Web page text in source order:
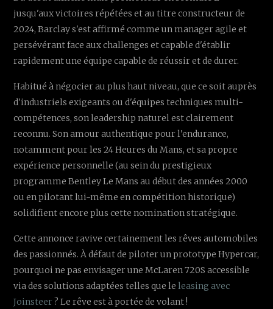
jusqu'aux victoires répétées et au titre constructeur de
2024, Barclay s'est affirmé comme un manager agile et
persévérant face aux challenges et capable d'établir
rapidement une équipe capable de réussir et de durer.
Habitué à négocier au plus haut niveau, que ce soit auprès
d'industriels exigeants ou d'équipes techniques multi-
compétences, son leadership naturel est clairement
reconnu. Son amour authentique pour l'endurance,
notamment pour les 24 Heures du Mans, et sa propre
expérience personnelle (au sein du prestigieux
programme Bentley Le Mans au début des années 2000
ou en pilotant lui-même en compétition historique)
solidifient encore plus cette nomination stratégique.
Cette annonce ravive certainement les rêves automobiles
des passionnés. À défaut de piloter un prototype Hypercar,
pourquoi ne pas envisager une McLaren 720S accessible
via des solutions adaptées telles que leleasing avec
Joinsteer ? Le rêve est à portée de volant !